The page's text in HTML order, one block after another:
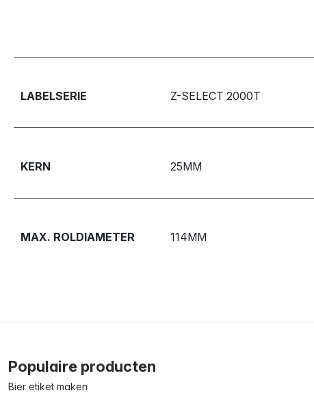
LABELSERIE Z-SELECT 2000T
KERN 25MM
MAX. ROLDIAMETER 114MM
Populaire producten
Bier etiket maken